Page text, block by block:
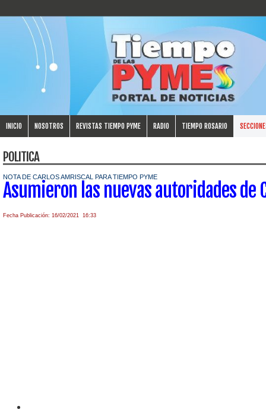
INICIO NOSOTROS REVISTAS TIEMPO PYME RADIO TIEMPO ROSARIO
POLITICA
NOTA DE CARLOS AMRISCAL PARA TIEMPO PYME
Asumieron las nuevas autoridades de
Fecha Publicación: 16/02/2021 16:33